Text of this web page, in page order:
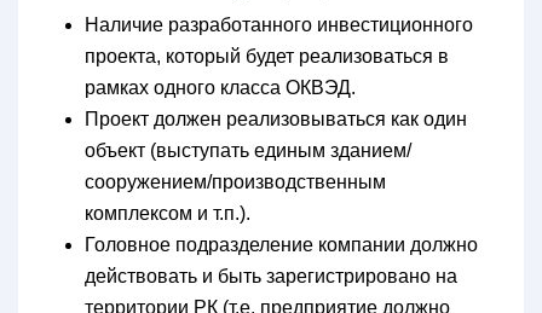
Наличие разработанного инвестиционного
проекта, который будет реализоваться в
рамках одного класса ОКВЭД.
Проект должен реализовываться как один
объект (выступать единым зданием/
сооружением/производственным
комплексом и т.п.).
Головное подразделение компании должно
действовать и быть зарегистрировано на
территории РК (т.е. предприятие должно